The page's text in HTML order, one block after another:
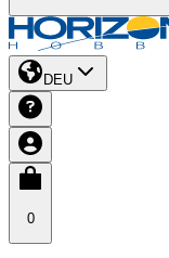
DEU
0